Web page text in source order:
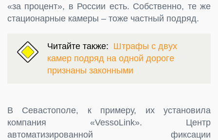
«за процент», в России есть. Собственно, те же
стационарные камеры – тоже частный подряд.
Читайте также: Штрафы с двух
камер подряд на одной дороге
признаны законными
В Севастополе, к примеру, их установила
компания «VessoLink». Центр
автоматизированной фиксации